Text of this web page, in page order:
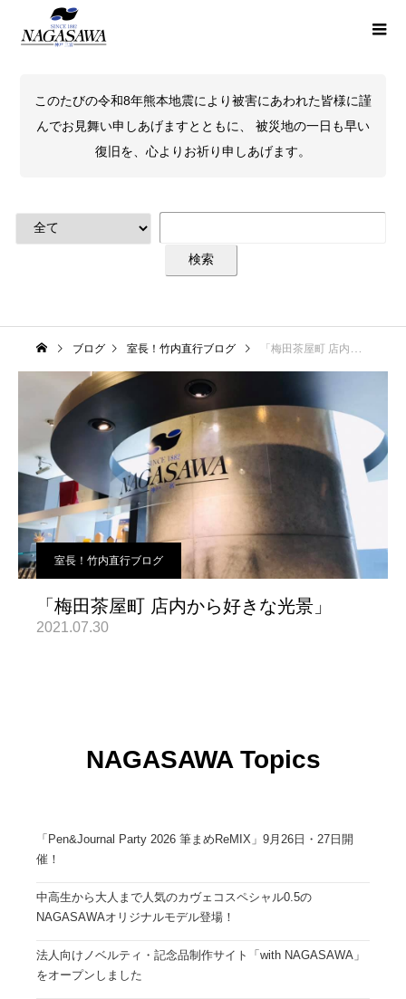
このたびの令和8年熊本地震により被害にあわれた皆様に謹
んでお見舞い申しあげますとともに、 被災地の一日も早い
復旧を、心よりお祈り申しあげます。
ブログ 室長！竹内直行ブログ 「梅田茶屋町 店内から好きな光景」
室長！竹内直行ブログ
「梅田茶屋町 店内から好きな光景」
2021.07.30
NAGASAWA Topics
「Pen&Journal Party 2026 筆まめReMIX」9月26日・27日開
催！
中高生から大人まで人気のカヴェコスペシャル0.5の
NAGASAWAオリジナルモデル登場！
法人向けノベルティ・記念品制作サイト「with NAGASAWA」
をオープンしました